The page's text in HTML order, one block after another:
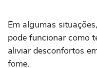
Em algumas
pode funcionar como
aliviar desconfortos
fome.